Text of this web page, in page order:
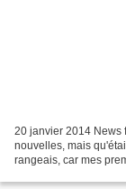
20 janvier 2014 News
nouvelles, mais
rangeais, car mes